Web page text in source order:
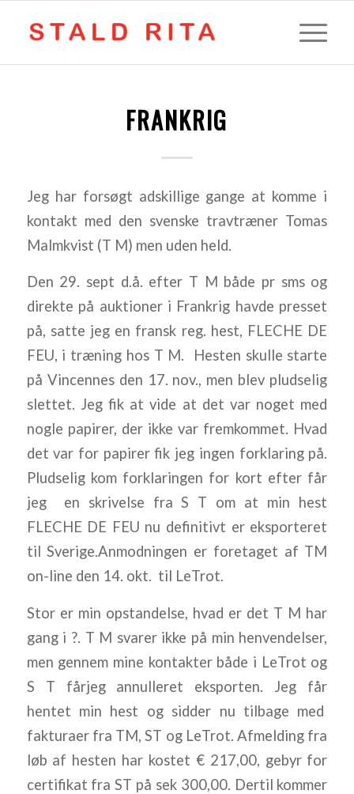
FRANKRIG
Jeg har forsøgt adskillige gange at komme i
kontakt med den svenske travtræner Tomas
Malmkvist (T M) men uden held.
Den 29. sept d.å. efter T M både pr sms og
direkte på auktioner i Frankrig havde presset
på, satte jeg en fransk reg. hest, FLECHE DE
FEU, i træning hos T M. Hesten skulle starte
på Vincennes den 17. nov., men blev pludselig
slettet. Jeg fik at vide at det var noget med
nogle papirer, der ikke var fremkommet. Hvad
det var for papirer fik jeg ingen forklaring på.
Pludselig kom forklaringen for kort efter får
jeg en skrivelse fra S T om at min hest
FLECHE DE FEU nu definitivt er eksporteret
til Sverige.Anmodningen er foretaget af TM
on-line den 14. okt. til LeTrot.
Stor er min opstandelse, hvad er det T M har
gang i ?. T M svarer ikke på min henvendelser,
men gennem mine kontakter både i LeTrot og
S T fårjeg annulleret eksporten. Jeg får
hentet min hest og sidder nu tilbage med
fakturaer fra TM, ST og LeTrot. Afmelding fra
løb af hesten har kostet € 217,00, gebyr for
certifikat fra ST på sek 300,00. Dertil kommer